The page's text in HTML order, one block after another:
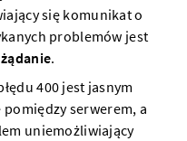
się komunikat o
problemów jest
.
400 jest jasnym
pomiędzyserwerem, a
uniemożliwiający